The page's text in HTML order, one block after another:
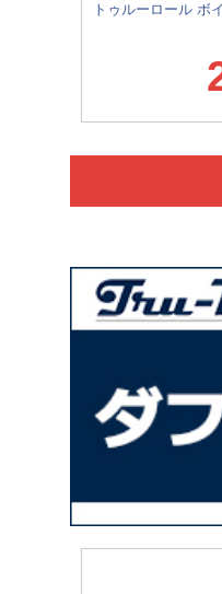
トゥルーロール ボ